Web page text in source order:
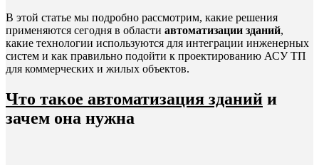
В этой статье мы подробно рассмотрим, какие решения
применяются сегодня в области автоматизации зданий,
какие технологии используются для интеграции инженерных
систем и как правильно подойти к проектированию АСУ ТП
для коммерческих и жилых объектов.
Что такое автоматизация зданий и
зачем она нужна